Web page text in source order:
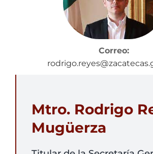
Correo:
Mtro. Rodrigo
Mugüerza